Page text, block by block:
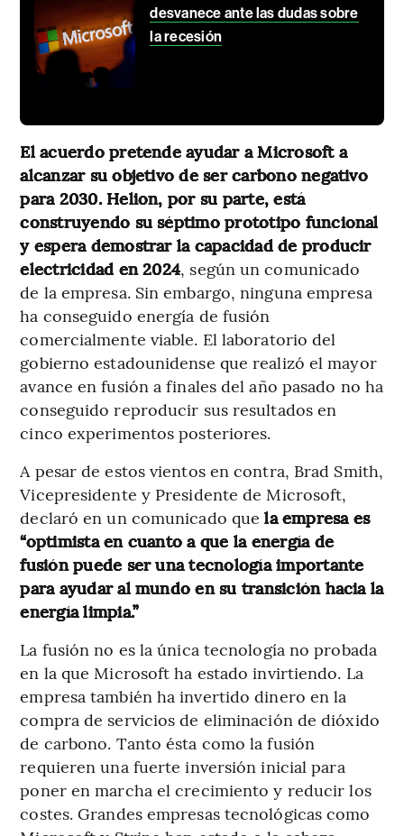
desvanece ante las dudas sobre
la recesión
El acuerdo pretende ayudar a Microsoft a
alcanzar su objetivo de ser carbono negativo
para 2030. Helion, por su parte, está
construyendo su séptimo prototipo funcional
y espera demostrar la capacidad de producir
electricidad en 2024, según un comunicado
de la empresa. Sin embargo, ninguna empresa
ha conseguido energía de fusión
comercialmente viable. El laboratorio del
gobierno estadounidense que realizó el mayor
avance en fusión a finales del año pasado no ha
conseguido reproducir sus resultados en
cinco experimentos posteriores.
A pesar de estos vientos en contra, Brad Smith,
Vicepresidente y Presidente de Microsoft,
declaró en un comunicado quela empresa es
“optimista en cuanto a que la energía de
fusión puede ser una tecnología importante
para ayudar al mundo en su transición hacia la
energía limpia.”
La fusión no es la única tecnología no probada
en la que Microsoft ha estado invirtiendo. La
empresa también ha invertido dinero en la
compra de servicios de eliminación de dióxido
de carbono. Tanto ésta como la fusión
requieren una fuerte inversión inicial para
poner en marcha el crecimiento y reducir los
costes. Grandes empresas tecnológicas como